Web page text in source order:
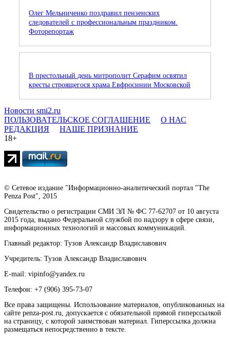
Олег Мельниченко поздравил пензенских
следователей с профессиональным праздником.
Фоторепортаж
В престольный день митрополит Серафим освятил
кресты строящегося храма Евфросинии Московской
Новости smi2.ru
ПОЛЬЗОВАТЕЛЬСКОЕ СОГЛАШЕНИЕ
О НАС
РЕДАКЦИЯ
НАШЕ ПРИЗНАНИЕ
18+
© Сетевое издание "Информационно-аналитический портал "The
Penza Post", 2015
Свидетельство о регистрации СМИ ЭЛ № ФС 77-62707 от 10 августа
2015 года, выдано Федеральной службой по надзору в сфере связи,
информационных технологий и массовых коммуникаций.
Главный редактор: Тузов Александр Владиславович
Учредитель: Тузов Александр Владиславович
E-mail: vipinfo@yandex.ru
Телефон: +7 (906) 395-73-07
Все права защищены. Использование материалов, опубликованных на
сайте penza-post.ru, допускается с обязательной прямой гиперссылкой
на страницу, с которой заимствован материал. Гиперссылка должна
размещаться непосредственно в тексте.